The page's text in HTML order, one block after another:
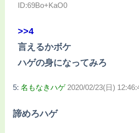
ID:69Bo+KaO0
>>4
言えるかボケ
ハゲの身になってみろ
5: 名もなきハゲ 2020/02/23(日)
諦めろハゲ